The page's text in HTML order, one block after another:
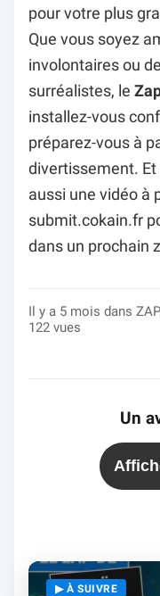
pour votre plus
Que vous soyez
involontaires ou
surréalistes, le
installez-vous
préparez-vous à
divertissement. Et
aussi une vidéo à
submit.cokain.fr
dans un prochain
Il y a 5 mois dans
122 vues
Un
▶ À SUIVRE